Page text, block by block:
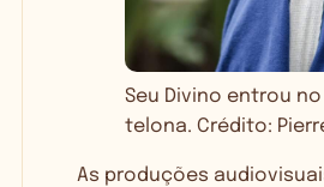
Seu Divino entrou
telona. Crédito:
As produções